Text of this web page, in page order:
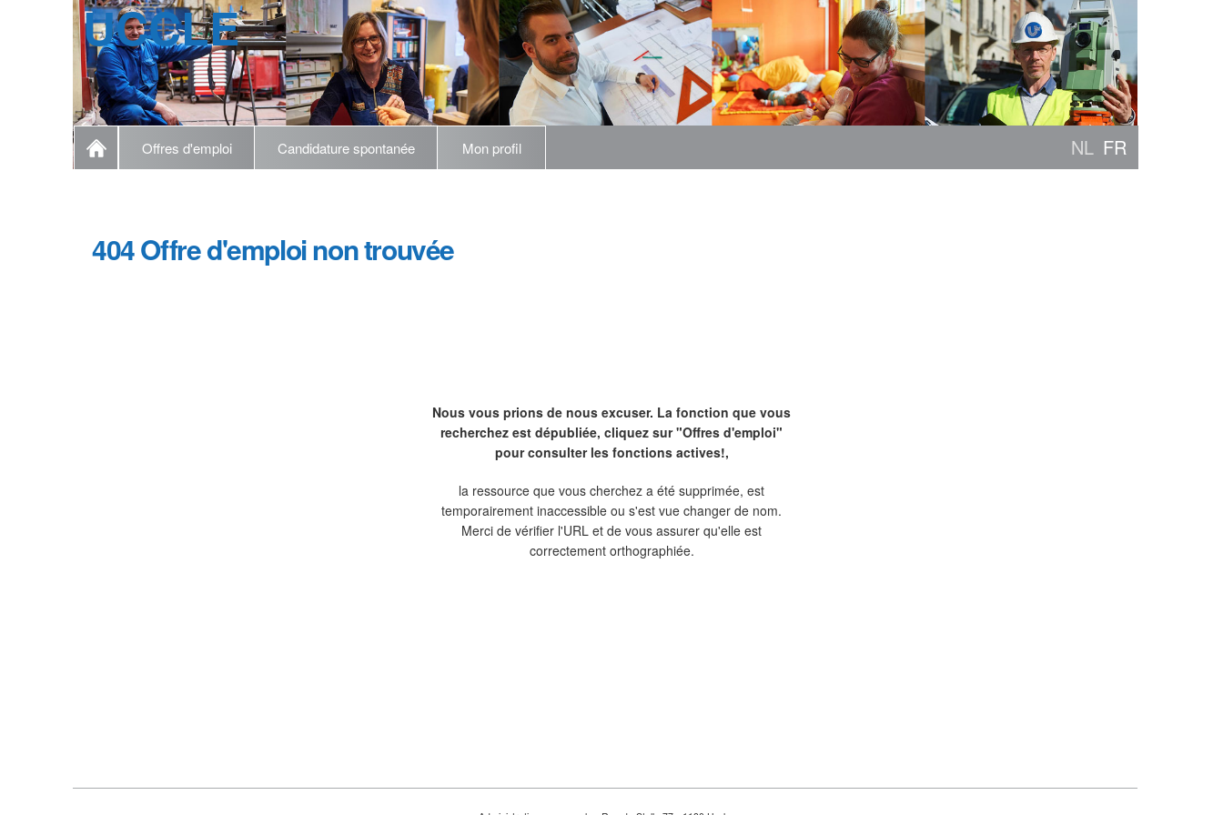
UCCLE
Offres d'emploi Candidature spontanée Mon profil NL FR
404 Offre d'emploi non trouvée
Nous vous prions de nous excuser. La fonction que vous
recherchez est dépubliée, cliquez sur "Offres d'emploi"
pour consulter les fonctions actives!,
la ressource que vous cherchez a été supprimée, est
temporairement inaccessible ou s'est vue changer de nom.
Merci de vérifier l'URL et de vous assurer qu'elle est
correctement orthographiée.